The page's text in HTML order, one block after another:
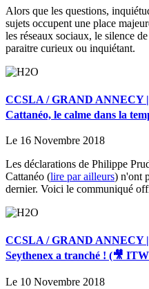
Alors que les questions,
sujets occupent une place
les réseaux sociaux, le silence
paraitre curieux ou inquiétant.
CCSLA / GRAND ANNECY
Cattanéo, le calme dans la
Le 16 Novembre 2018
Les déclarations de Philippe
Cattanéo (lire par ailleurs) n'ont
dernier. Voici le communiqué
CCSLA / GRAND ANNECY
Seythenex a tranché ! (🎥
Le 10 Novembre 2018